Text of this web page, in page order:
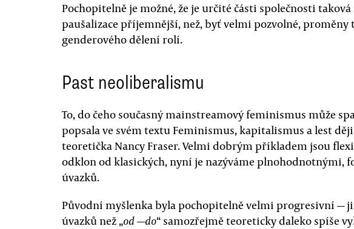
Pochopitelně je možné, že je určité části společnosti
paušalizace příjemnější, než, byť velmi pozvolné,
genderového dělení rolí.
Past neoliberalismu
To, do čeho současný mainstreamový feminismus může
popsala ve svém textu Feminismus, kapitalismus a lest
teoretička Nancy Fraser. Velmi dobrým příkladem jsou
odklon od klasických, nyní je nazýváme plnohodnotnými,
úvazků.
Původní myšlenka byla pochopitelně velmi progresivní —
úvazků než „od —do“ samozřejmě teoreticky daleko spíše